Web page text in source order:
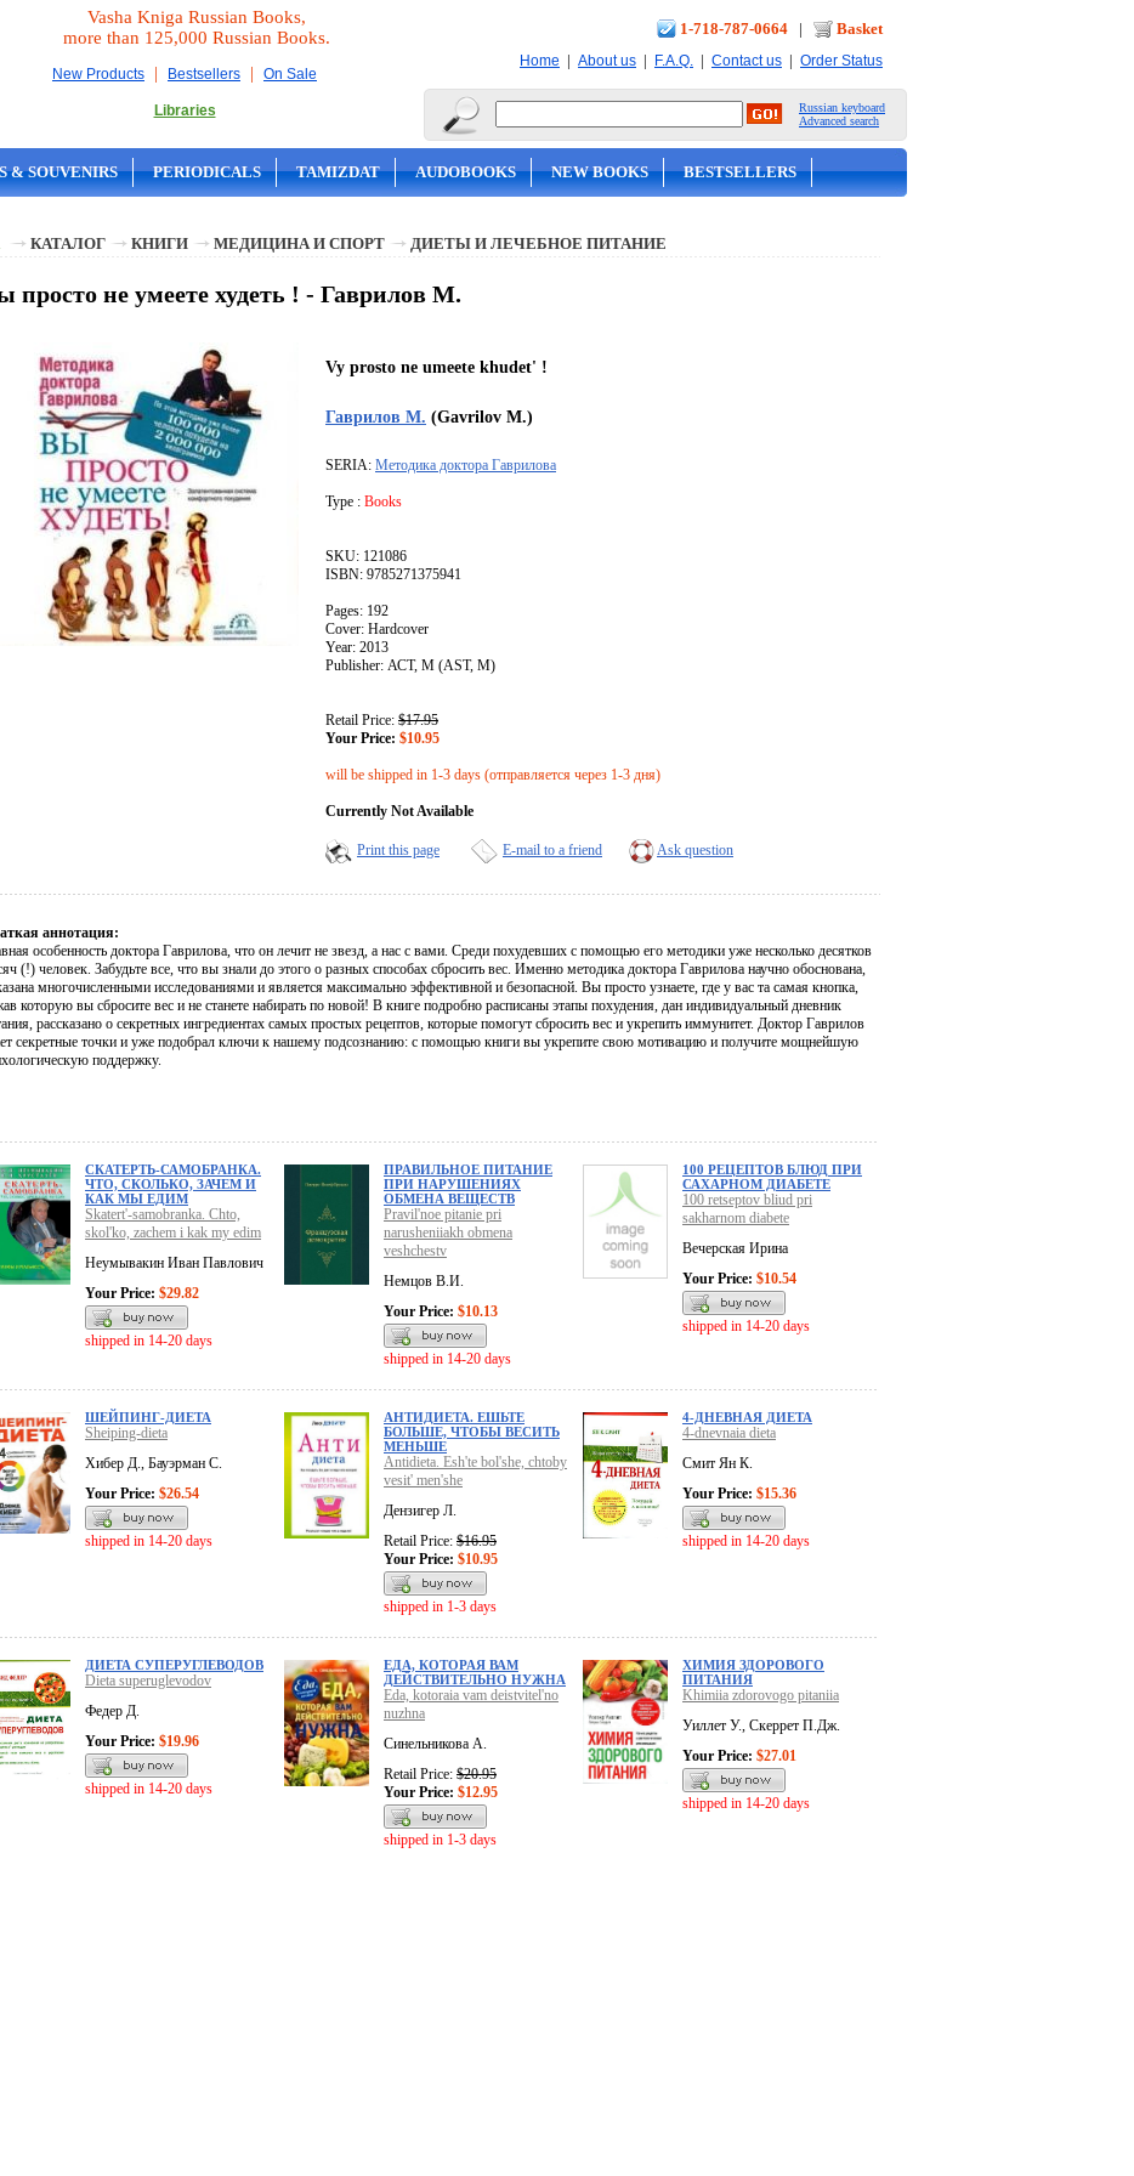
Vasha Kniga Russian Books,
more than 125,000 Russian Books.
New Products | Bestsellers | On Sale
Libraries
1-718-787-0664 | Basket
Home | About us | F.A.Q. | Contact us | Order Status
Russian keyboard
Advanced search
& SOUVENIRS PERIODICALS TAMIZDAT AUDOBOOKS NEW BOOKS BESTSELLERS
КАТАЛОГ КНИГИ МЕДИЦИНА И СПОРТ ДИЕТЫ И ЛЕЧЕБНОЕ ПИТАНИЕ
просто не умеете худеть ! - Гаврилов М.
Vy prosto ne umeete khudet' !
Гаврилов М. (Gavrilov M.)
SERIA: Методика доктора Гаврилова
Type : Books
SKU: 121086
ISBN: 9785271375941
Pages: 192
Cover: Hardcover
Year: 2013
Publisher: АСТ, М (AST, M)
Retail Price: $17.95
Your Price: $10.95
will be shipped in 1-3 days (отправляется через 1-3 дня)
Currently Not Available
Print this page E-mail to a friend Ask question
аннотация:
особенность доктора Гаврилова, что он лечит не звезд, а нас с вами. Среди похудевших с помощью его методики уже несколько десятков
(!) человек. Забудьте все, что вы знали до этого о разных способах сбросить вес. Именно методика доктора Гаврилова научно обоснована,
многочисленными исследованиями и является максимально эффективной и безопасной. Вы просто узнаете, где у вас та самая кнопка,
которую вы сбросите вес и не станете набирать по новой! В книге подробно расписаны этапы похудения, дан индивидуальный дневник
рассказано о секретных ингредиентах самых простых рецептов, которые помогут сбросить вес и укрепить иммунитет. Доктор Гаврилов
секретные точки и уже подобрал ключи к нашему подсознанию: с помощью книги вы укрепите свою мотивацию и получите мощнейшую
поддержку.
СКАТЕРТЬ-САМОБРАНКА.
ЧТО, СКОЛЬКО, ЗАЧЕМ И
КАК МЫ ЕДИМ
Skatert'-samobranka. Chto,
skol'ko, zachem i kak my edim
Неумывакин Иван Павлович
Your Price: $29.82
shipped in 14-20 days
ПРАВИЛЬНОЕ ПИТАНИЕ
ПРИ НАРУШЕНИЯХ
ОБМЕНА ВЕЩЕСТВ
Pravil'noe pitanie pri
narusheniiakh obmena
veshchestv
Немцов В.И.
Your Price: $10.13
shipped in 14-20 days
100 РЕЦЕПТОВ БЛЮД ПРИ
САХАРНОМ ДИАБЕТЕ
100 retseptov bliud pri
sakharnom diabete
Вечерская Ирина
Your Price: $10.54
shipped in 14-20 days
ШЕЙПИНГ-ДИЕТА
Sheiping-dieta
Хибер Д., Бауэрман С.
Your Price: $26.54
shipped in 14-20 days
АНТИДИЕТА. ЕШЬТЕ
БОЛЬШЕ, ЧТОБЫ ВЕСИТЬ
МЕНЬШЕ
Antidieta. Esh'te bol'she, chtoby
vesit' men'she
Дензигер Л.
Retail Price: $16.95
Your Price: $10.95
shipped in 1-3 days
4-ДНЕВНАЯ ДИЕТА
4-dnevnaia dieta
Смит Ян К.
Your Price: $15.36
shipped in 14-20 days
ДИЕТА СУПЕРУГЛЕВОДОВ
Dieta superuglevodov
Федер Д.
Your Price: $19.96
shipped in 14-20 days
ЕДА, КОТОРАЯ ВАМ
ДЕЙСТВИТЕЛЬНО НУЖНА
Eda, kotoraia vam deistvitel'no
nuzhna
Синельникова А.
Retail Price: $20.95
Your Price: $12.95
shipped in 1-3 days
ХИМИЯ ЗДОРОВОГО
ПИТАНИЯ
Khimiia zdorovogo pitaniia
Уиллет У., Скеррет П.Дж.
Your Price: $27.01
shipped in 14-20 days